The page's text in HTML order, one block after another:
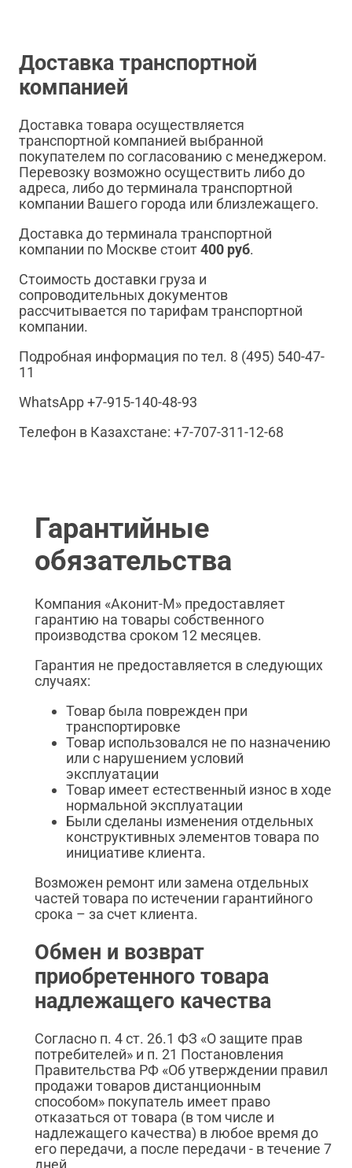
Доставка транспортной
компанией
Доставка товара осуществляется
транспортной компанией выбранной
покупателем по согласованию с менеджером.
Перевозку возможно осуществить либо до
адреса, либо до терминала транспортной
компании Вашего города или близлежащего.
Доставка до терминала транспортной
компании по Москве стоит400 руб.
Стоимость доставки груза и
сопроводительных документов
рассчитывается по тарифам транспортной
компании.
Подробная информация по тел. 8 (495) 540-47-
11
WhatsApp +7-915-140-48-93
Телефон в Казахстане: +7-707-311-12-68
Гарантийные
обязательства
Компания «Аконит-М» предоставляет
гарантию на товары собственного
производства сроком 12 месяцев.
Гарантия не предоставляется в следующих
случаях:
Товар была поврежден при
транспортировке
Товар использовался не по назначению
или с нарушением условий
эксплуатации
Товар имеет естественный износ в ходе
нормальной эксплуатации
Были сделаны изменения отдельных
конструктивных элементов товара по
инициативе клиента.
Возможен ремонт или замена отдельных
частей товара по истечении гарантийного
срока – за счет клиента.
Обмен и возврат
приобретенного товара
надлежащего качества
Согласно п. 4 ст. 26.1 ФЗ «О защите прав
потребителей» и п. 21 Постановления
Правительства РФ «Об утверждении правил
продажи товаров дистанционным
способом» покупатель имеет право
отказаться от товара (в том числе и
надлежащего качества) в любое время до
его передачи, а после передачи - в течение 7
дней.